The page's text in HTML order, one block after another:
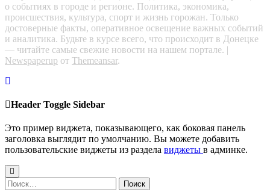
о событиях в городе и регионе. Политика, экономика,
происшествия, культура, спорт и жизнь горожан. Только
достоверные факты, оперативное освещение важных событий
и аналитика. Будьте в курсе всего, что происходит в Донецке
— читайте самые свежие новости на нашем портале. |
Newspaperup от Themeansar.
Header Toggle Sidebar
Это пример виджета, показывающего, как боковая панель
заголовка выглядит по умолчанию. Вы можете добавить
пользовательские виджеты из раздела виджеты в админке.
Найти: